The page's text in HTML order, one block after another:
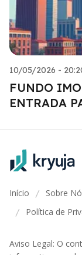
10/05/2026 -
FUNDO
ENTRADA
Início / Sobre
/ Política de
Aviso Legal: O